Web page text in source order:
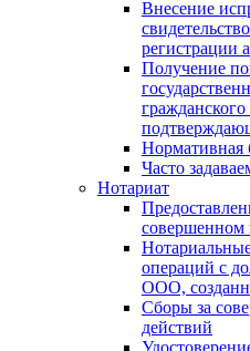
Внесение
регистрации
Получение
Нормативная
Часто
Нотариат
совершенном
операций с
ООО,
Сборы за
действий